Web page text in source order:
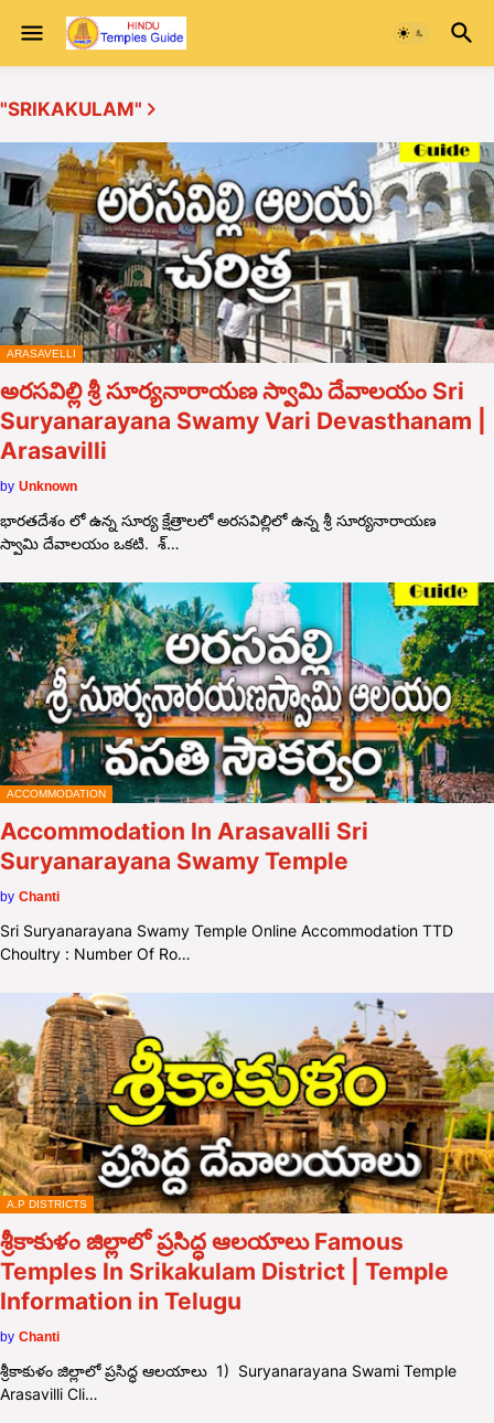
"SRIKAKULAM"
ARASAVELLI
అరసవిల్లి శ్రీ సూర్యనారాయణ స్వామి దేవాలయం Sri
Suryanarayana Swamy Vari Devasthanam |
Arasavilli
by Unknown
భారతదేశం లో ఉన్న సూర్య క్షేత్రాలలో అరసవిల్లిలో ఉన్న శ్రీ సూర్యనారాయణ
స్వామి దేవాలయం ఒకటి. శ్…
ACCOMMODATION
Accommodation In Arasavalli Sri
Suryanarayana Swamy Temple
by Chanti
Sri Suryanarayana Swamy Temple Online Accommodation TTD
Choultry : Number Of Ro…
A.P DISTRICTS
శ్రీకాకుళం జిల్లాలో ప్రసిద్ధ ఆలయాలు Famous
Temples In Srikakulam District | Temple
Information in Telugu
by Chanti
శ్రీకాకుళం జిల్లాలో ప్రసిద్ధ ఆలయాలు 1) Suryanarayana Swami Temple
Arasavilli Cli…